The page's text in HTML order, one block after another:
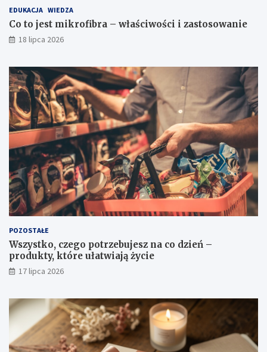
EDUKACJA WIEDZA
Co to jest mikrofibra – właściwości i zastosowanie
18 lipca 2026
POZOSTAŁE
Wszystko, czego potrzebujesz na co dzień –
produkty, które ułatwiają życie
17 lipca 2026